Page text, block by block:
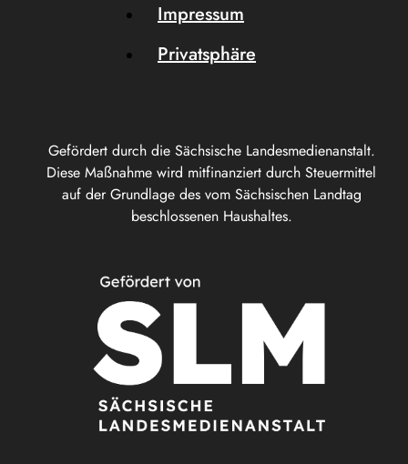
Gefördert durch die Sächsische Landesmedienanstalt.
Diese Maßnahme wird mitfinanziert durch Steuermittel
auf der Grundlage des vom Sächsischen Landtag
beschlossenen Haushaltes.
Impressum
Privatsphäre